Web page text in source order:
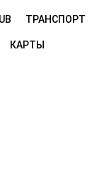
ТРАНСПОРТ
КАРТЫ